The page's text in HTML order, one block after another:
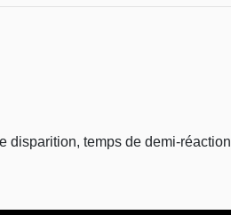
disparition, temps de demi-réaction